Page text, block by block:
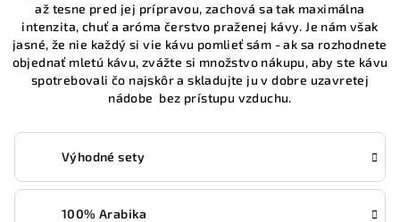
až tesne pred jej prípravou, zachová sa tak maximálna
intenzita, chuť a aróma čerstvo praženej kávy. Je nám však
jasné, že nie každý si vie kávu pomlieť sám - ak sa rozhodnete
objednať mletú kávu, zvážte si množstvo nákupu, aby ste kávu
spotrebovali čo najskôr a skladujte ju v dobre uzavretej
nádobe bez prístupu vzduchu.
Výhodné sety
100% Arabika